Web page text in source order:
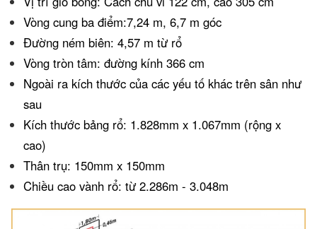
Vòng cung ba điểm:7,24 m, 6,7 m góc
Đường ném biên: 4,57 m từ rổ
Vòng tròn tâm: đường kính 366 cm
Ngoài ra kích thước của các yếu tố khác trên sân như
sau
Kích thước bảng rổ: 1.828mm x 1.067mm (rộng x
cao)
Thân trụ: 150mm x 150mm
Chiều cao vành rổ: từ 2.286m - 3.048m